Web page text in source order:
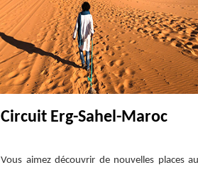
Circuit Erg-Sahel-Maroc
Vous aimez découvrir de nouvelles places au